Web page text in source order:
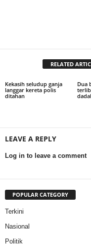
RELATED
Kekasih seludup ganja
langgar kereta polis
ditahan
Dua
LEAVE A REPLY
Log in to leave a comment
POPULAR CATEGORY
Terkini
Nasional
Politik